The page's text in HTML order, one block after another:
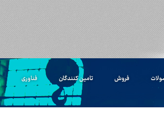
فروش تامین کنندگان فناوری